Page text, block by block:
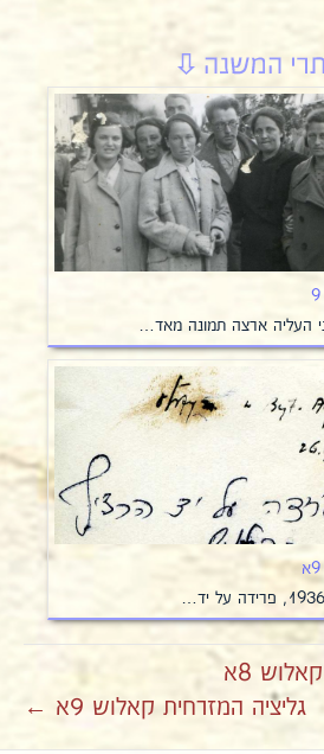
העליה ארצה תמונה מאד…
8א
גליציה המזרחית קאלוש 9א ←